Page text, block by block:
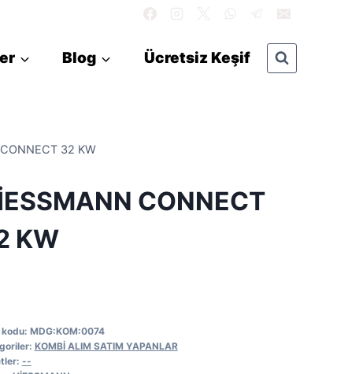
Blog Ücretsiz Keşif
32 KW
CONNECT
KW
MDG:KOM:0074
KOMBİ ALIM SATIM YAPANLAR
--